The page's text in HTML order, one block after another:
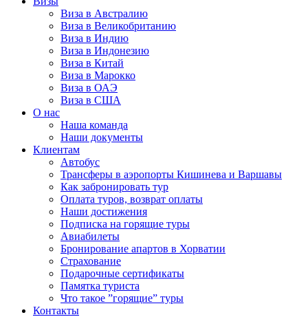
Виза в Австралию
Виза в Великобританию
Виза в Индию
Виза в Индонезию
Виза в Китай
Виза в Марокко
Виза в ОАЭ
Виза в США
О нас
Наша команда
Наши документы
Клиентам
Автобус
Трансферы в аэропорты Кишинева и Варшавы
Как забронировать тур
Оплата туров, возврат оплаты
Наши достижения
Подписка на горящие туры
Авиабилеты
Бронирование апартов в Хорватии
Страхование
Подарочные сертификаты
Памятка туриста
Что такое ”горящие” туры
Контакты